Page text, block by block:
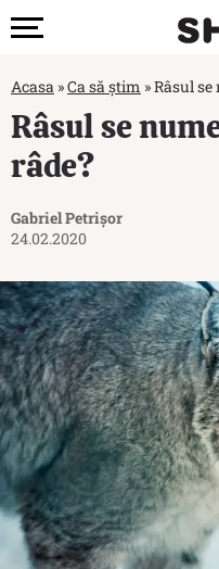
Acasa »Ca să știm »Râsul se
Râsul se
râde?
Gabriel Petrișor
24.02.2020